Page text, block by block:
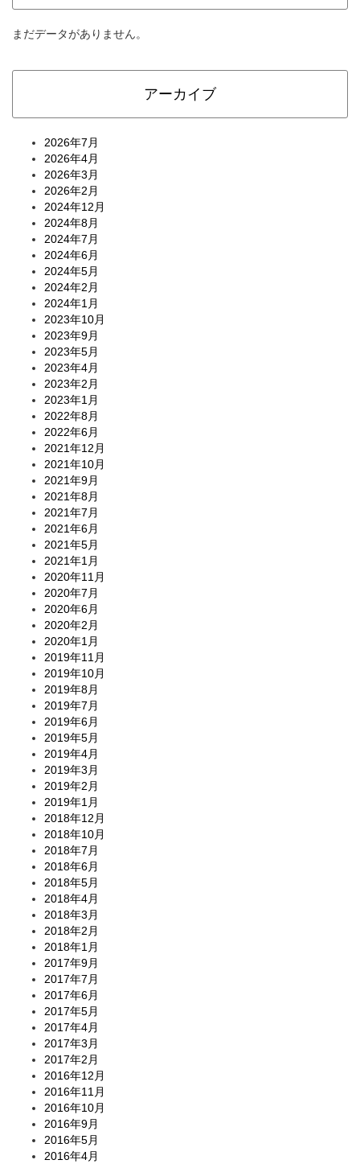
まだデータがありません。
アーカイブ
2026年7月
2026年4月
2026年3月
2026年2月
2024年12月
2024年8月
2024年7月
2024年6月
2024年5月
2024年2月
2024年1月
2023年10月
2023年9月
2023年5月
2023年4月
2023年2月
2023年1月
2022年8月
2022年6月
2021年12月
2021年10月
2021年9月
2021年8月
2021年7月
2021年6月
2021年5月
2021年1月
2020年11月
2020年7月
2020年6月
2020年2月
2020年1月
2019年11月
2019年10月
2019年8月
2019年7月
2019年6月
2019年5月
2019年4月
2019年3月
2019年2月
2019年1月
2018年12月
2018年10月
2018年7月
2018年6月
2018年5月
2018年4月
2018年3月
2018年2月
2018年1月
2017年9月
2017年7月
2017年6月
2017年5月
2017年4月
2017年3月
2017年2月
2016年12月
2016年11月
2016年10月
2016年9月
2016年5月
2016年4月